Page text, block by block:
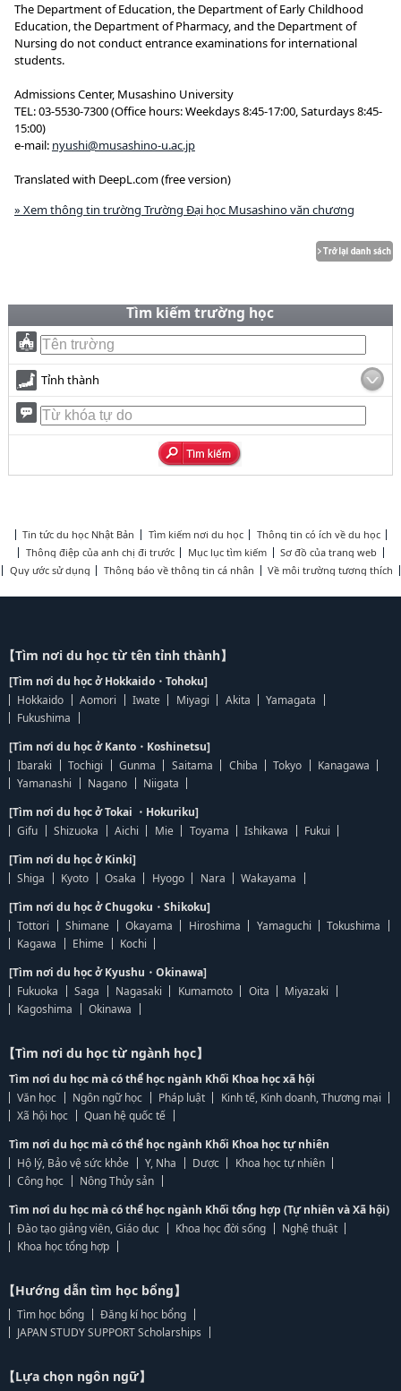
The Department of Education, the Department of Early Childhood
Education, the Department of Pharmacy, and the Department of
Nursing do not conduct entrance examinations for international
students.
Admissions Center, Musashino University
TEL: 03-5530-7300 (Office hours: Weekdays 8:45-17:00, Saturdays 8:45-
15:00)
e-mail: nyushi@musashino-u.ac.jp
Translated with DeepL.com (free version)
» Xem thông tin trường Trường Đại học Musashino văn chương
Tìm kiếm trường học
Tỉnh thành
Tin tức du học Nhật Bản Tìm kiếm nơi du học
Thông tin có ích về du học
Thông điệp của anh chị đi trước
Mục lục tìm kiếm
Sơ đồ của trang web
Quy ước sử dụng
Thông báo về thông tin cá nhân Về môi trường tương thích
【Tìm nơi du học từ tên tỉnh thành】
[Tìm nơi du học ở Hokkaido・Tohoku]
Hokkaido
Aomori Iwate Miyagi Akita
Yamagata
Fukushima
[Tìm nơi du học ở Kanto・Koshinetsu]
Ibaraki
Tochigi Gunma Saitama Chiba Tokyo
Kanagawa
Yamanashi
Nagano
Niigata
[Tìm nơi du học ở Tokai ・Hokuriku]
Gifu
Shizuoka Aichi Mie Toyama Ishikawa
Fukui
[Tìm nơi du học ở Kinki]
Shiga
Kyoto Osaka Hyogo Nara
Wakayama
[Tìm nơi du học ở Chugoku・Shikoku]
Tottori
Shimane Okayama Hiroshima Yamaguchi
Tokushima
Kagawa
Ehime
Kochi
[Tìm nơi du học ở Kyushu・Okinawa]
Fukuoka
Saga Nagasaki Kumamoto Oita
Miyazaki
Kagoshima
Okinawa
【Tìm nơi du học từ ngành học】
Tìm nơi du học mà có thể học ngành Khối Khoa học xã hội
Văn học
Ngôn ngữ học Pháp luật
Kinh tế, Kinh doanh, Thương mại
Xã hội học
Quan hệ quốc tế
Tìm nơi du học mà có thể học ngành Khối Khoa học tự nhiên
Hộ lý, Bảo vệ sức khỏe
Y, Nha Dược
Khoa học tự nhiên
Công học
Nông Thủy sản
Tìm nơi du học mà có thể học ngành Khối tổng hợp (Tự nhiên và Xã hội)
Đào tạo giảng viên, Giáo dục
Khoa học đời sống
Nghệ thuật
Khoa học tổng hợp
【Hướng dẫn tìm học bổng】
Tìm học bổng
Đăng kí học bổng
JAPAN STUDY SUPPORT Scholarships
【Lựa chọn ngôn ngữ】